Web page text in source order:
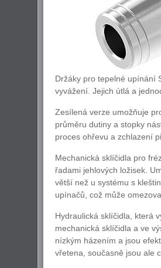
Držáky pro tepelné upínání
vyvážení. Jejich útlá a
Zesílená verze umožňuje
průměru dutiny a stopky
proces ohřevu a zchlazení
Mechanická sklíčidla pro
řadami jehlových ložisek.
větší než u systému s
upínačů, což může
Hydraulická sklíčidla, která
mechanická sklíčidla a ve
nízkým házením a jsou
vřetena, současně jsou ale